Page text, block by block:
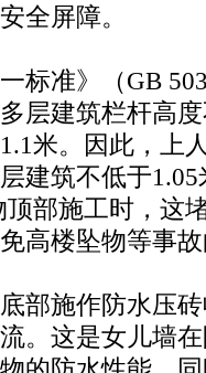
全屏障。
标准》（GB
层建筑栏杆高
米。因此，上
建筑不低于
部施工时，这
高楼坠物等事
部施作防水压
。这是女儿墙